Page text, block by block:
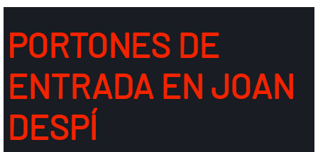
PORTONES DE
ENTRADA EN JOAN
DESPÍ